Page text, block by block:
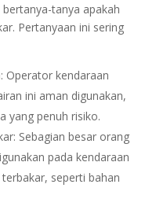
tanya apakah
Pertanyaan ini sering
Operator kendaraan
ini aman digunakan,
yang penuh risiko.
Sebagian besar orang
pada kendaraan
seperti bahan